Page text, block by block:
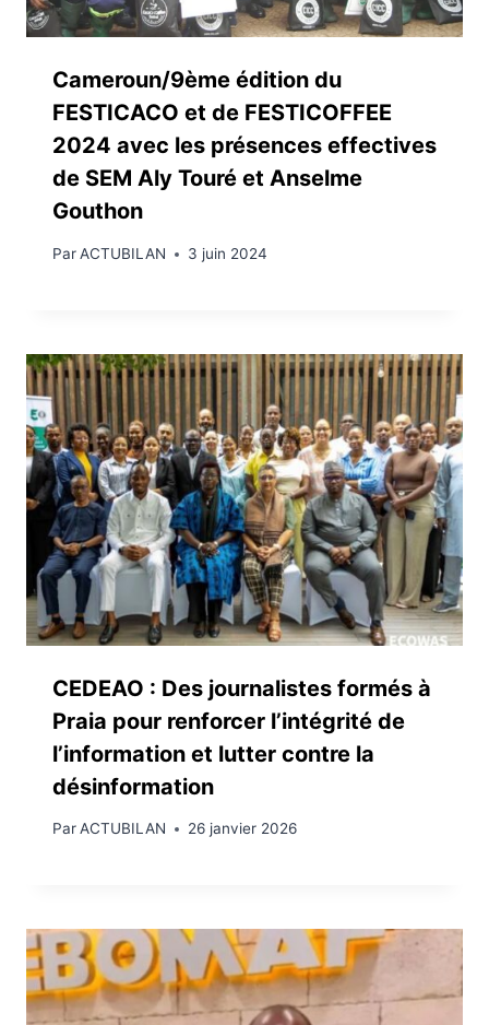
Cameroun/9ème édition du
FESTICACO et de FESTICOFFEE
2024 avec les présences effectives
de SEM Aly Touré et Anselme
Gouthon
ParACTUBILAN 3 juin 2024
CEDEAO : Des journalistes formés à
Praia pour renforcer l’intégrité de
l’information et lutter contre la
désinformation
ParACTUBILAN 26 janvier 2026